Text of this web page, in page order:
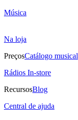
Música
Na loja
PreçosCatálogo musical
Rádios In-store
RecursosBlog
Central de ajuda